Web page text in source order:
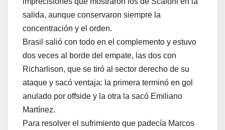
salida, aunque conservaron siempre la
concentración y el orden.
Brasil salió con todo en el complemento y estuvo
dos veces al borde del empate, las dos con
Richarlison, que se tiró al sector derecho de su
ataque y sacó ventaja: la primera terminó en gol
anulado por offside y la otra la sacó Emiliano
Martínez.
Para resolver el sufrimiento que padecía Marcos